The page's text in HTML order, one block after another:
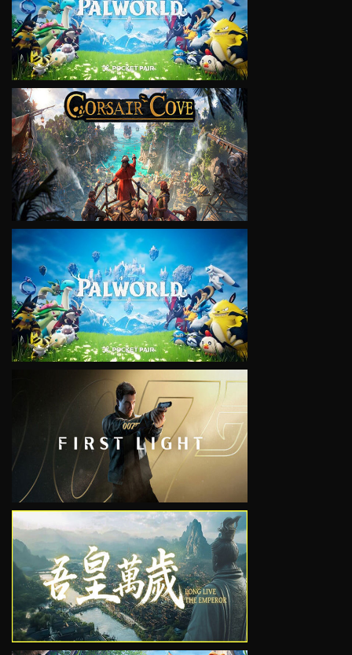
VIEW
VIEW
VIEW
VIEW
VIEW